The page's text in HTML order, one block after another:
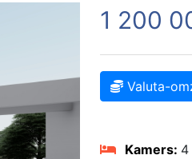
1 200
Valuta-
Kamers: 4